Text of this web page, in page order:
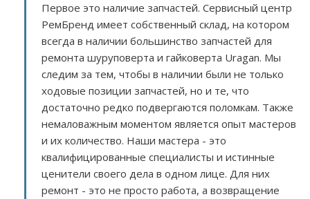
Первое это наличие запчастей. Сервисный центр
РемБренд имеет собственный склад, на котором
всегда в наличии большинство запчастей для
ремонта шуруповерта и гайковерта Uragan. Мы
следим за тем, чтобы в наличии были не только
ходовые позиции запчастей, но и те, что
достаточно редко подвергаются поломкам. Также
немаловажным моментом является опыт мастеров
и их количество. Наши мастера - это
квалифицированные специалисты и истинные
ценители своего дела в одном лице. Для них
ремонт - это не просто работа, а возвращение